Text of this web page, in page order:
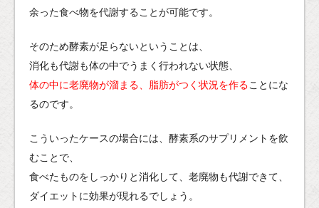
余った食べ物を代謝することが可能です。
そのため酵素が足らないということは、
消化も代謝も体の中でうまく行われない状態、
体の中に老廃物が溜まる、脂肪がつく状況を作ることにな
るのです。
こういったケースの場合には、酵素系のサプリメントを飲
むことで、
食べたものをしっかりと消化して、老廃物も代謝できて、
ダイエットに効果が現れるでしょう。